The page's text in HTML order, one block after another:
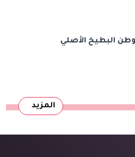
البطيخ الأصلي
المزيد